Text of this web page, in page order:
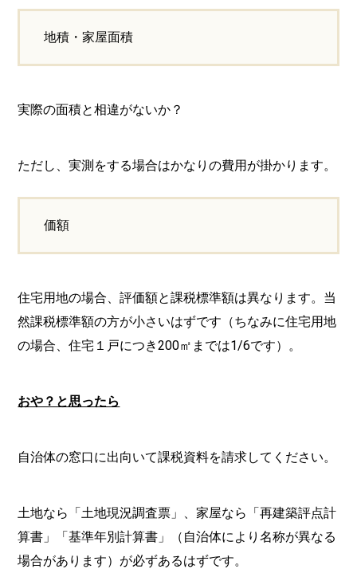
地積・家屋面積
実際の面積と相違がないか？
ただし、実測をする場合はかなりの費用が掛かります。
価額
住宅用地の場合、評価額と課税標準額は異なります。当
然課税標準額の方が小さいはずです（ちなみに住宅用地
の場合、住宅１戸につき200㎡までは1/6です）。
おや？と思ったら
自治体の窓口に出向いて課税資料を請求してください。
土地なら「土地現況調査票」、家屋なら「再建築評点計
算書」「基準年別計算書」（自治体により名称が異なる
場合があります）が必ずあるはずです。